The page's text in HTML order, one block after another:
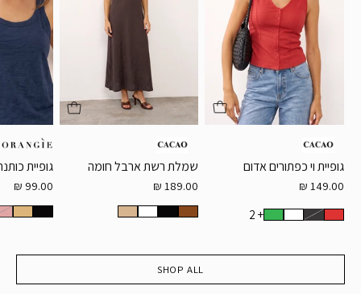
+ 2
גופיית וי כפתורים אדום
149.00 ₪
OS
שמלת רשת ארבל חומה
189.00 ₪
גופיית
99.00 ₪
27
SHOP ALL